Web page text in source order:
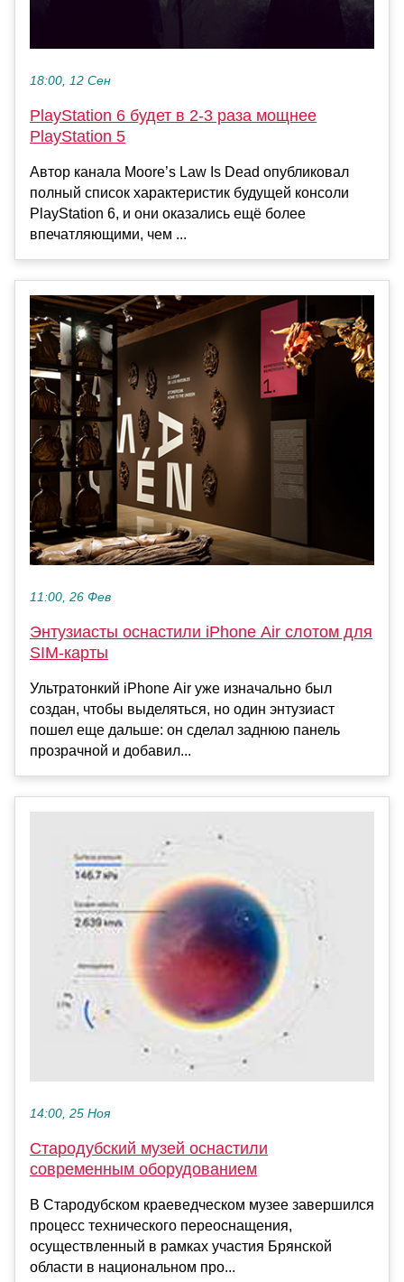
18:00, 12 Сен
PlayStation 6 будет в 2-3 раза мощнее
PlayStation 5
Автор канала Moore’s Law Is Dead опубликовал
полный список характеристик будущей консоли
PlayStation 6, и они оказались ещё более
впечатляющими, чем ...
11:00, 26 Фев
Энтузиасты оснастили iPhone Air слотом для
SIM-карты
Ультратонкий iPhone Air уже изначально был
создан, чтобы выделяться, но один энтузиаст
пошел еще дальше: он сделал заднюю панель
прозрачной и добавил...
14:00, 25 Ноя
Стародубский музей оснастили
современным оборудованием
В Стародубском краеведческом музее завершился
процесс технического переоснащения,
осуществленный в рамках участия Брянской
области в национальном про...